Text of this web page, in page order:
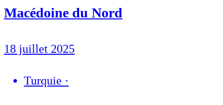
Macédoine du Nord
18 juillet 2025
Turquie ·